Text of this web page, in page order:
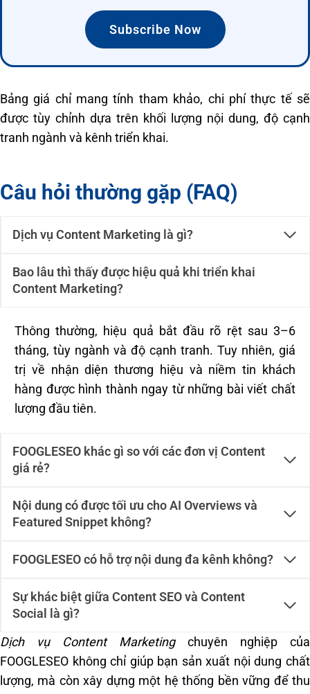
Subscribe Now
Bảng giá chỉ mang tính tham khảo, chi phí thực tế sẽ
được tùy chỉnh dựa trên khối lượng nội dung, độ cạnh
tranh ngành và kênh triển khai.
Câu hỏi thường gặp (FAQ)
Dịch vụ Content Marketing là gì?
Bao lâu thì thấy được hiệu quả khi triển khai
Content Marketing?
Thông thường, hiệu quả bắt đầu rõ rệt sau 3–6
tháng, tùy ngành và độ cạnh tranh. Tuy nhiên, giá
trị về nhận diện thương hiệu và niềm tin khách
hàng được hình thành ngay từ những bài viết chất
lượng đầu tiên.
FOOGLESEO khác gì so với các đơn vị Content
giá rẻ?
Nội dung có được tối ưu cho AI Overviews và
Featured Snippet không?
FOOGLESEO có hỗ trợ nội dung đa kênh không?
Sự khác biệt giữa Content SEO và Content
Social là gì?
Dịch vụ Content Marketingchuyên nghiệp của
FOOGLESEO không chỉ giúp bạn sản xuất nội dung chất
lượng, mà còn xây dựng một hệ thống bền vững để thu